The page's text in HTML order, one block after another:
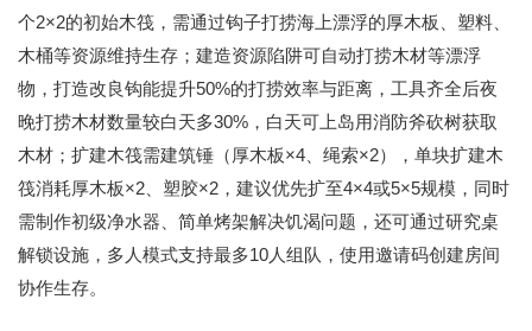
个2×2的初始木筏，需通过钩子打捞海上漂浮的厚木板、塑料、
木桶等资源维持生存；建造资源陷阱可自动打捞木材等漂浮
物，打造改良钩能提升50%的打捞效率与距离，工具齐全后夜
晚打捞木材数量较白天多30%，白天可上岛用消防斧砍树获取
木材；扩建木筏需建筑锤（厚木板×4、绳索×2），单块扩建木
筏消耗厚木板×2、塑胶×2，建议优先扩至4×4或5×5规模，同时
需制作初级净水器、简单烤架解决饥渴问题，还可通过研究桌
解锁设施，多人模式支持最多10人组队，使用邀请码创建房间
协作生存。